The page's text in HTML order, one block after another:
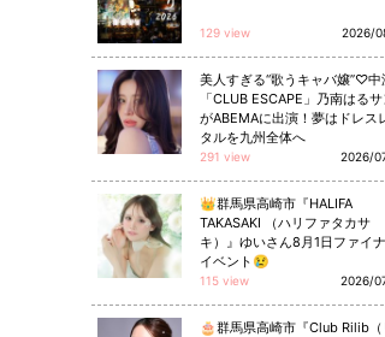
129 view 2026/
美人すぎる“歌うキャバ嬢”♡中
「CLUB ESCAPE」乃南はるサ
がABEMAに出演！夢はドレス
タルを九州全体へ
291 view 2026/
👑群馬県高崎市『HALIFA
TAKASAKI （ハリファタカサ
キ）』ゆいさん8月1日ファイ
イベント😢
115 view 2026/
🎂群馬県高崎市『Club Rilib（